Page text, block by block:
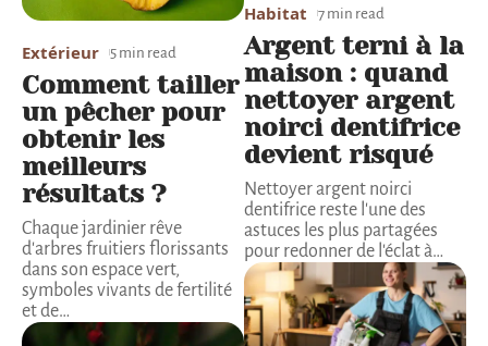
Extérieur 5 min read
Comment tailler
un pêcher pour
obtenir les
meilleurs
résultats ?
Chaque jardinier rêve
d'arbres fruitiers florissants
dans son espace vert,
symboles vivants de fertilité
et de…
Habitat 7 min read
Argent terni à la
maison : quand
nettoyer argent
noirci dentifrice
devient risqué
Nettoyer argent noirci
dentifrice reste l'une des
astuces les plus partagées
pour redonner de l'éclat à…